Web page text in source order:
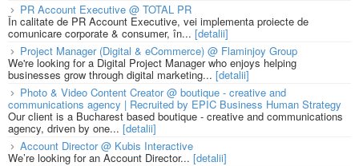
PR Account Executive @ TOTAL PR
În calitate de PR Account Executive, vei implementa proiecte de
comunicare corporate & consumer, în... [detalii]
Project Manager (Digital & eCommerce) @ Flaminjoy Group
We're looking for a Digital Project Manager who enjoys helping
businesses grow through digital marketing... [detalii]
Photo & Video Content Creator @ boutique - creative and
communications agency | Recruited by EPIC Business Human Strategy
Our client is a Bucharest based boutique - creative and communications
agency, driven by one... [detalii]
Account Director @ Kubis Interactive
We’re looking for an Account Director... [detalii]